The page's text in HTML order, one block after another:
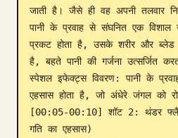
जाती है। जैसे ही वह अपनी तलवार
पानी के प्रवाह से संघनित एक
प्रकट होता है, उसके शरीर और
है, बहते पानी की गर्जना उत्सर्जित
स्पेशल इफेक्ट्स विवरण: पानी के
एहसास होता है, जो अंधेरे जंगल को
[00:05-00:10] शॉट 2: थंडर
गति का एहसास)